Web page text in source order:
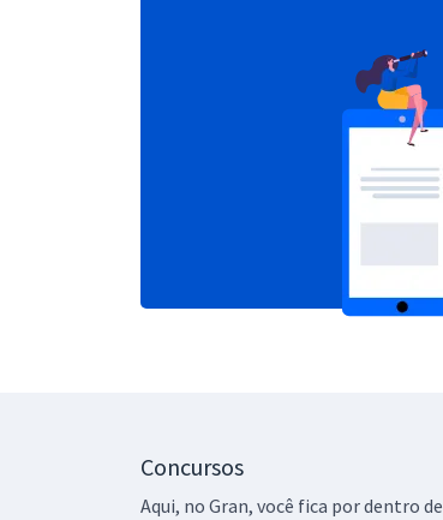
Concursos
Aqui, no Gran, você fica por dentro